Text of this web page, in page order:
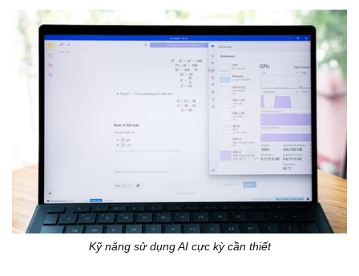
Kỹ năng sử dụng AI cực kỳ cần thiết